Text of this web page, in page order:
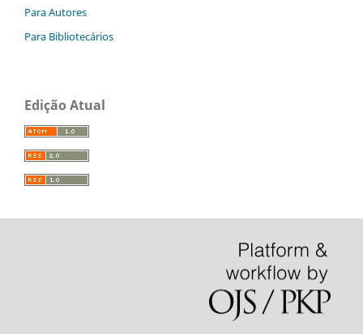
Para Autores
Para Bibliotecários
Edição Atual